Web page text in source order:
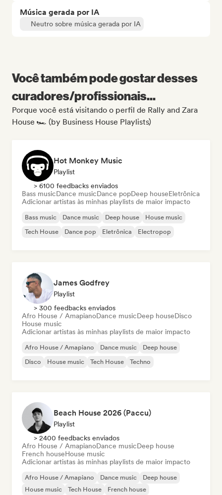
Música gerada por IA
Neutro sobre música gerada por IA
Você também pode gostar desses
curadores/profissionais...
Porque você está visitando o perfil de Rally and Zara
House 🏎️ (by Business House Playlists)
Hot Monkey Music
Playlist
> 6100 feedbacks enviados
Bass musicDance musicDance popDeep houseEletrônica
Adicionar artistas às minhas playlists de maior impacto
Bass music Dance music Deep house
House music
Tech House
Dance pop Eletrônica Electropop
James Godfrey
Playlist
> 300 feedbacks enviados
Afro House / AmapianoDance musicDeep houseDisco
House music
Adicionar artistas às minhas playlists de maior impacto
Afro House / Amapiano Dance music
Deep house
Disco
House music Tech House Techno
Beach House 2026 (Paccu)
Playlist
> 2400 feedbacks enviados
Afro House / AmapianoDance musicDeep house
French houseHouse music
Adicionar artistas às minhas playlists de maior impacto
Afro House / Amapiano Dance music
Deep house
House music
Tech House
French house